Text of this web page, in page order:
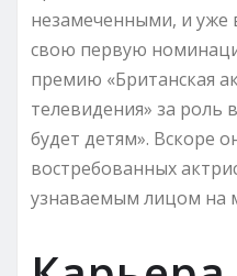
незамеченными, и уже
свою первую
премию «Британская
телевидения» за роль
будет детям». Вскоре
востребованных
узнаваемым лицом на